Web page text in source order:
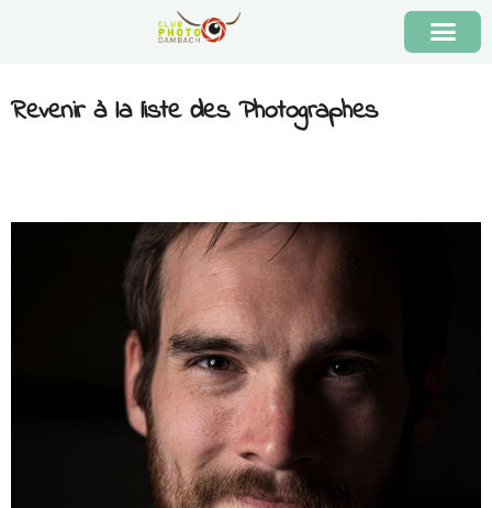
Revenir à la liste des Photographes